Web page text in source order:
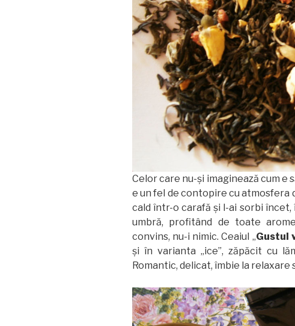
Celor care nu-şi imaginează cum e
e un fel de contopire cu atmosfera
cald într-o carafă şi l-ai sorbi
umbră, profitând de toate
convins, nu-i nimic. Ceaiul „Gustul
şi în varianta „ice”, zăpăcit cu
Romantic, delicat, îmbie la